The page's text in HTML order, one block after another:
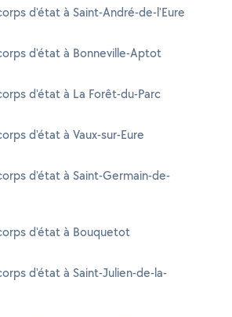
d'état à Saint-André-de-l'Eure
d'état à Bonneville-Aptot
d'état à La Forêt-du-Parc
d'état à Vaux-sur-Eure
d'état à Saint-Germain-de-
d'état à Bouquetot
d'état à Saint-Julien-de-la-